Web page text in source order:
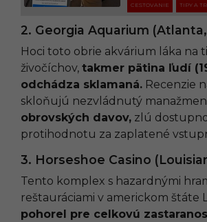
CESTOVANIE TIPY A
2. Georgia Aquarium (Atlanta,
Hoci toto obrie akvárium láka na
živočíchov, takmer pätina ľudí
odchádza sklamaná. Recenzie
skloňujú nezvládnutý
obrovských davov, zlú
protihodnotu za zaplatené
3. Horseshoe Casino
Tento komplex s hazardnými
reštauráciami v americkom štáte
pohorel pre celkovú